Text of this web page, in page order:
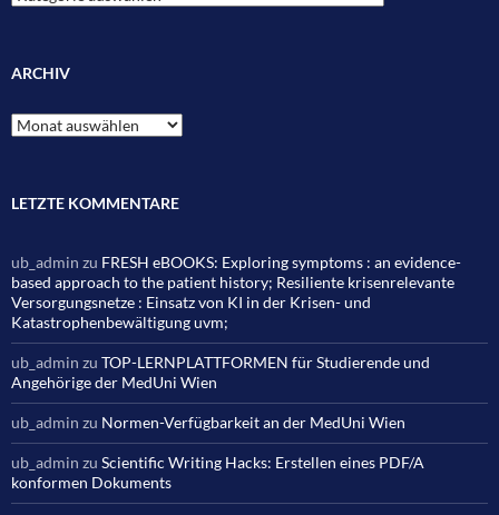
ARCHIV
Archiv
LETZTE KOMMENTARE
ub_admin zu FRESH eBOOKS: Exploring symptoms : an evidence-
based approach to the patient history; Resiliente krisenrelevante
Versorgungsnetze : Einsatz von KI in der Krisen- und
Katastrophenbewältigung uvm;
ub_admin zu TOP-LERNPLATTFORMEN für Studierende und
Angehörige der MedUni Wien
ub_admin zu Normen-Verfügbarkeit an der MedUni Wien
ub_admin zu Scientific Writing Hacks: Erstellen eines PDF/A
konformen Dokuments